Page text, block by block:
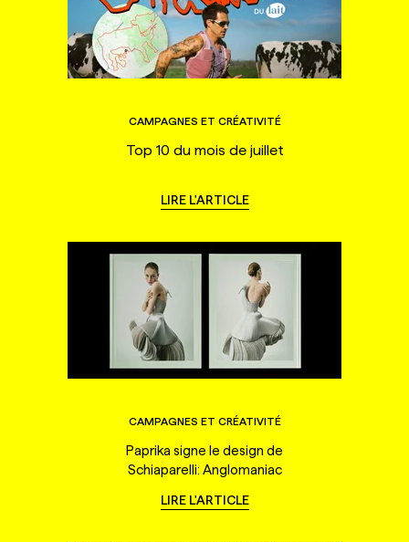
CAMPAGNES ET CRÉATIVITÉ
Top 10 du mois de juillet
LIRE L'ARTICLE
CAMPAGNES ET CRÉATIVITÉ
Paprika signe le design de
Schiaparelli: Anglomaniac
LIRE L'ARTICLE